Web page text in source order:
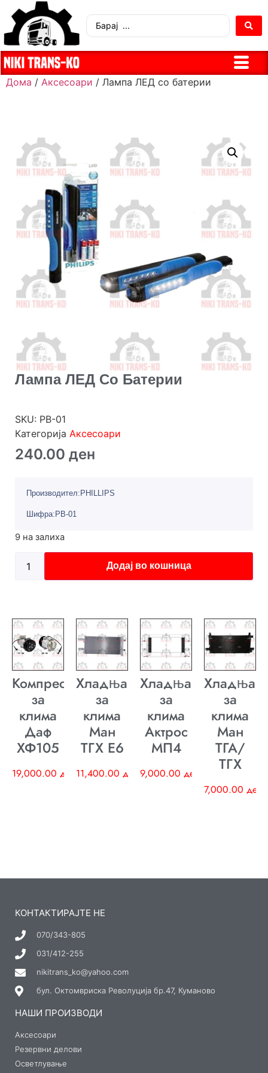
Дома / Аксесоари / Лампа ЛЕД со батерии
Лампа ЛЕД Со Батерии
SKU: PB-01
Категорија Аксесоари
240.00 ден
Производител:PHILLIPS
Шифра:PB-01
9 на залиха
Додај во кошница
Компресор
за
клима
Даф
ХФ105
19,000.00 ден
Хладњак
за
клима
Ман
ТГХ E6
11,400.00 ден
Хладњак
за
клима
Актрос
МП4
9,000.00 ден
Хладњак
за
клима
Ман
ТГА/
ТГХ
7,000.00 ден
КОНТАКТИРАЈТЕ НЕ
070/343-805
031/412-255
nikitrans_ko@yahoo.com
бул. Октомвриска Револуција бр.47, Куманово
НАШИ ПРОИЗВОДИ
Аксесоари
Резервни делови
Осветлување